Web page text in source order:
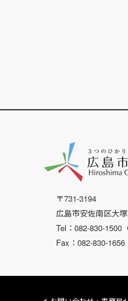
〒731-3194
広島市安佐南区大
Tel：082-830-1500（
Fax：082-830-1656